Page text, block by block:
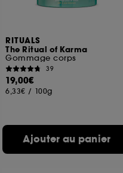
RITUALS
The Ritual of Karma
Gommage corps
39
19,00€
6,33€ / 100g
Ajouter au panier